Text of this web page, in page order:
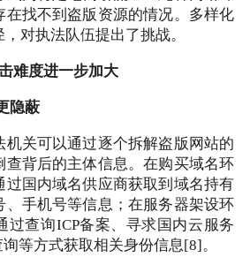
在找不到盗版资源的情况。多样化
对执法队伍提出了挑战。
度进一步加大
隐蔽
关可以通过逐个拆解盗版网站的
查背后的主体信息。在购买域名环
过国内域名供应商获取到域名持有
、手机号等信息；在服务器架设环
过查询ICP备案、寻求国内云服务
等方式获取相关身份信息[8]。